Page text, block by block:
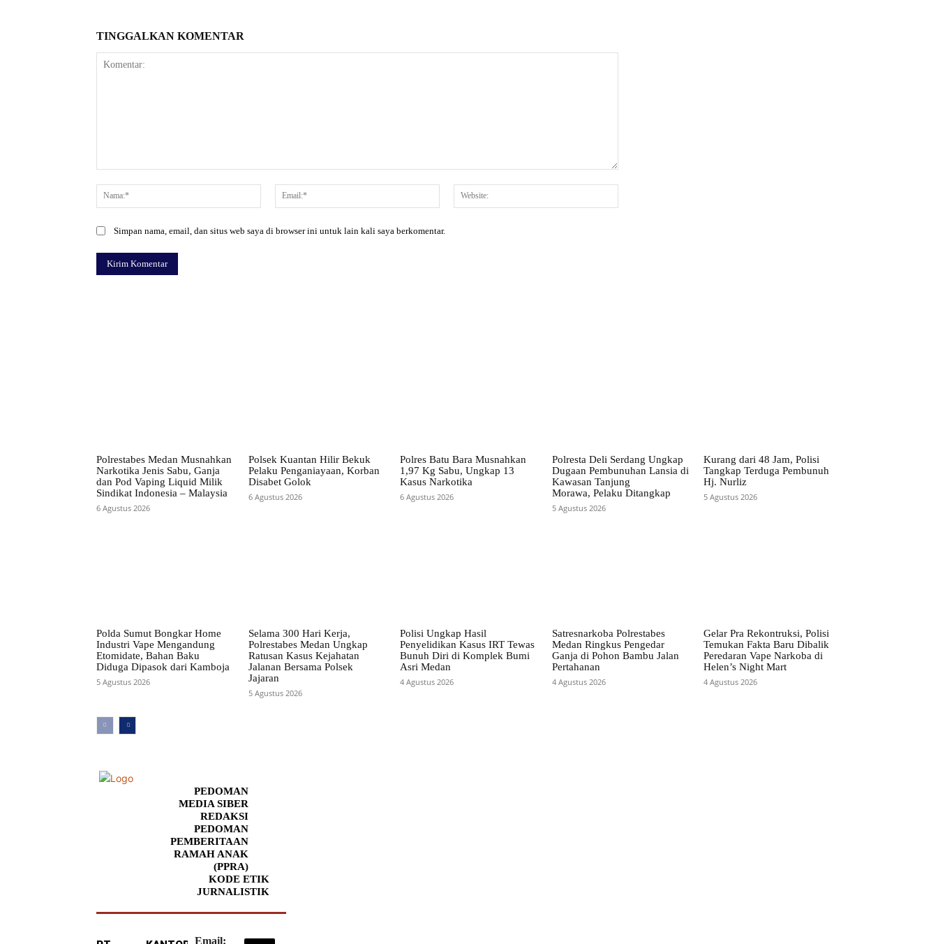
TINGGALKAN KOMENTAR
Nama:*
Email:*
Simpan nama, email, dan situs web saya di browser ini untuk lain kali saya berkomentar.
Polrestabes Medan Musnahkan
Narkotika Jenis Sabu, Ganja
dan Pod Vaping Liquid Milik
Sindikat Indonesia – Malaysia
6 Agustus 2026
Polsek Kuantan Hilir Bekuk
Pelaku Penganiayaan, Korban
Disabet Golok
6 Agustus 2026
Polres Batu Bara Musnahkan
1,97 Kg Sabu, Ungkap 13
Kasus Narkotika
6 Agustus 2026
Polresta Deli Serdang Ungkap
Dugaan Pembunuhan Lansia di
Kawasan Tanjung
Morawa, Pelaku Ditangkap
5 Agustus 2026
Kurang dari 48 Jam, Polisi
Tangkap Terduga Pembunuh
Hj. Nurliz
5 Agustus 2026
Polda Sumut Bongkar Home
Industri Vape Mengandung
Etomidate, Bahan Baku
Diduga Dipasok dari Kamboja
5 Agustus 2026
Selama 300 Hari Kerja,
Polrestabes Medan Ungkap
Ratusan Kasus Kejahatan
Jalanan Bersama Polsek
Jajaran
5 Agustus 2026
Polisi Ungkap Hasil
Penyelidikan Kasus IRT Tewas
Bunuh Diri di Komplek Bumi
Asri Medan
4 Agustus 2026
Satresnarkoba Polrestabes
Medan Ringkus Pengedar
Ganja di Pohon Bambu Jalan
Pertahanan
4 Agustus 2026
Gelar Pra Rekontruksi, Polisi
Temukan Fakta Baru Dibalik
Peredaran Vape Narkoba di
Helen’s Night Mart
4 Agustus 2026
PEDOMAN
MEDIA SIBER
REDAKSI
PEDOMAN
PEMBERITAAN
RAMAH ANAK
(PPRA)
KODE ETIK
JURNALISTIK
Email: